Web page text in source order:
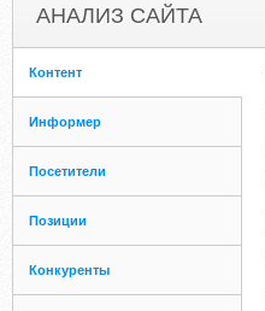
АНАЛИЗ САЙТА
Контент
Информер
Посетители
Позиции
Конкуренты